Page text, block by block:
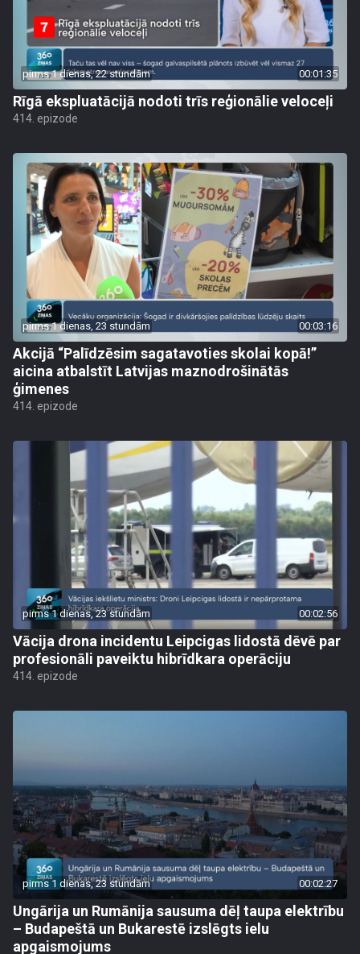
pirms 1 dienas, 22 stundām 00:01:35
Rīgā ekspluatācijā nodoti trīs reģionālie veloceļi
414. epizode
pirms 1 dienas, 23 stundām 00:03:16
Akcijā “Palīdzēsim sagatavoties skolai kopā!”
aicina atbalstīt Latvijas maznodrošinātās
ģimenes
414. epizode
pirms 1 dienas, 23 stundām 00:02:56
Vācija drona incidentu Leipcigas lidostā dēvē par
profesionāli paveiktu hibrīdkara operāciju
414. epizode
pirms 1 dienas, 23 stundām 00:02:27
Ungārija un Rumānija sausuma dēļ taupa elektrību
– Budapeštā un Bukarestē izslēgts ielu
apgaismojums